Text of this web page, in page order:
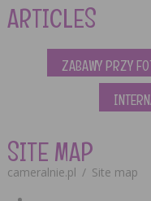
SITE MAP
cameralnie.pl / Site map
ARTICLES
ZABAWY PRZY